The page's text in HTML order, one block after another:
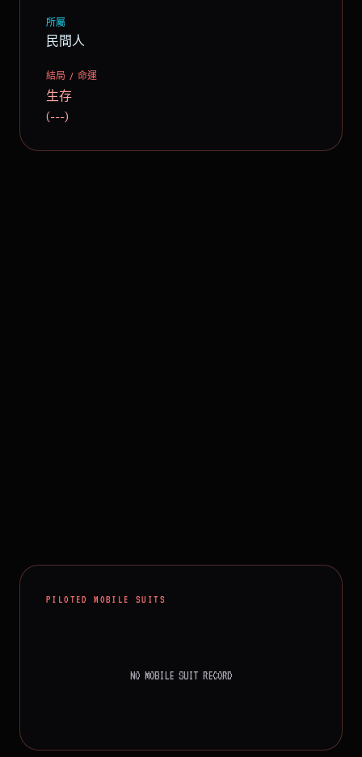
所屬
民間人
結局 / 命運
生存
(---)
PILOTED MOBILE SUITS
NO MOBILE SUIT RECORD